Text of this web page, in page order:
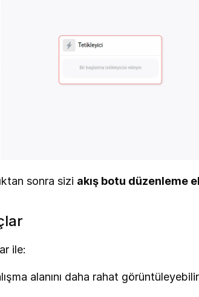
sonra sizi akış botu düzenleme
ile:
alanını daha rahat